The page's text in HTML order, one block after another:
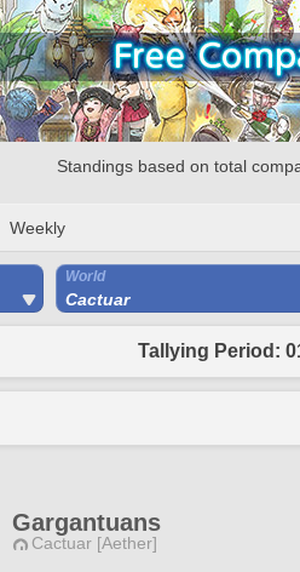
Standings based on total
Weekly
World
Cactuar
Tallying Period:
Gargantuans
Cactuar [Aether]